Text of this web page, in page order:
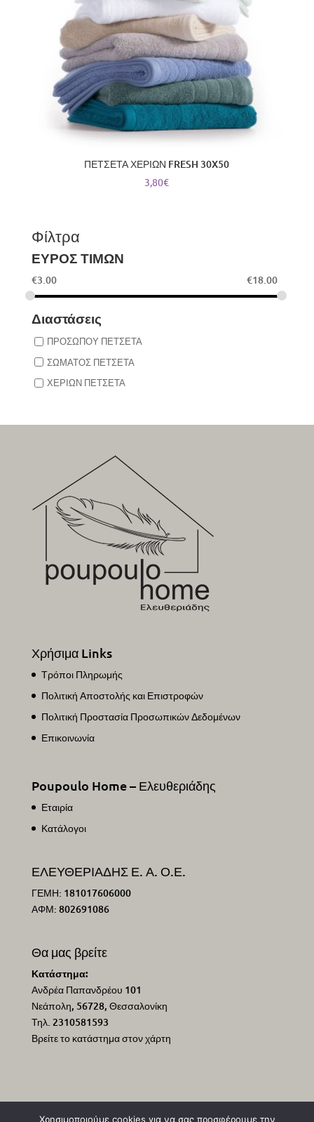
ΠΕΤΣΕΤΑ ΧΕΡΙΩΝ FRESH 30X50
3,80€
Φίλτρα
ΕΥΡΟΣ ΤΙΜΩΝ
€3.00 €18.00
Διαστάσεις
ΠΡΟΣΩΠΟΥ ΠΕΤΣΕΤΑ
ΣΩΜΑΤΟΣ ΠΕΤΣΕΤΑ
ΧΕΡΙΩΝ ΠΕΤΣΕΤΑ
Χρήσιμα Links
Τρόποι Πληρωμής
Πολιτική Αποστολής και Επιστροφών
Πολιτική Προστασία Προσωπικών Δεδομένων
Επικοινωνία
Poupoulo Home – Ελευθεριάδης
Εταιρία
Κατάλογοι
ΕΛΕΥΘΕΡΙΑΔΗΣ Ε. Α. Ο.Ε.
ΓΕΜΗ: 181017606000
ΑΦΜ: 802691086
Θα μας βρείτε
Κατάστημα:
Ανδρέα Παπανδρέου 101
Νεάπολη, 56728, Θεσσαλονίκη
Τηλ. 2310581593
Βρείτε το κατάστημα στον χάρτη
Χρησιμοποιούμε cookies για να σας προσφέρουμε την